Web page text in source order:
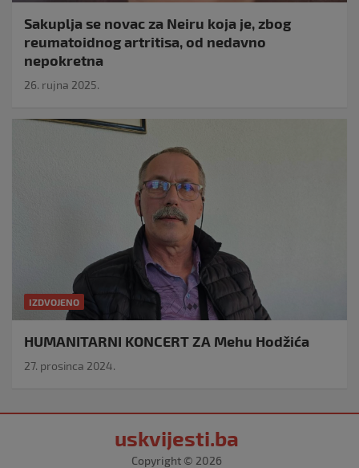
Sakuplja se novac za Neiru koja je, zbog
reumatoidnog artritisa, od nedavno
nepokretna
26. rujna 2025.
IZDVOJENO
HUMANITARNI KONCERT ZA Mehu Hodžića
27. prosinca 2024.
uskvijesti.ba
Copyright © 2026